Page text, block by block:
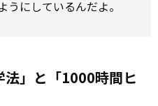
にしているんだよ。
法」と「1000時間ヒ